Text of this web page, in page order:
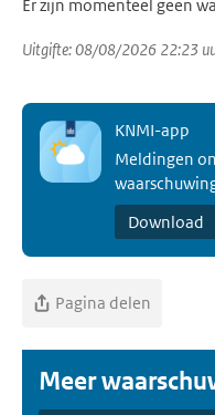
Er zijn momenteel geen
Uitgifte: 08/08/2026 22:23
KNMI-app
Meldingen
Download
Pagina delen
Meer